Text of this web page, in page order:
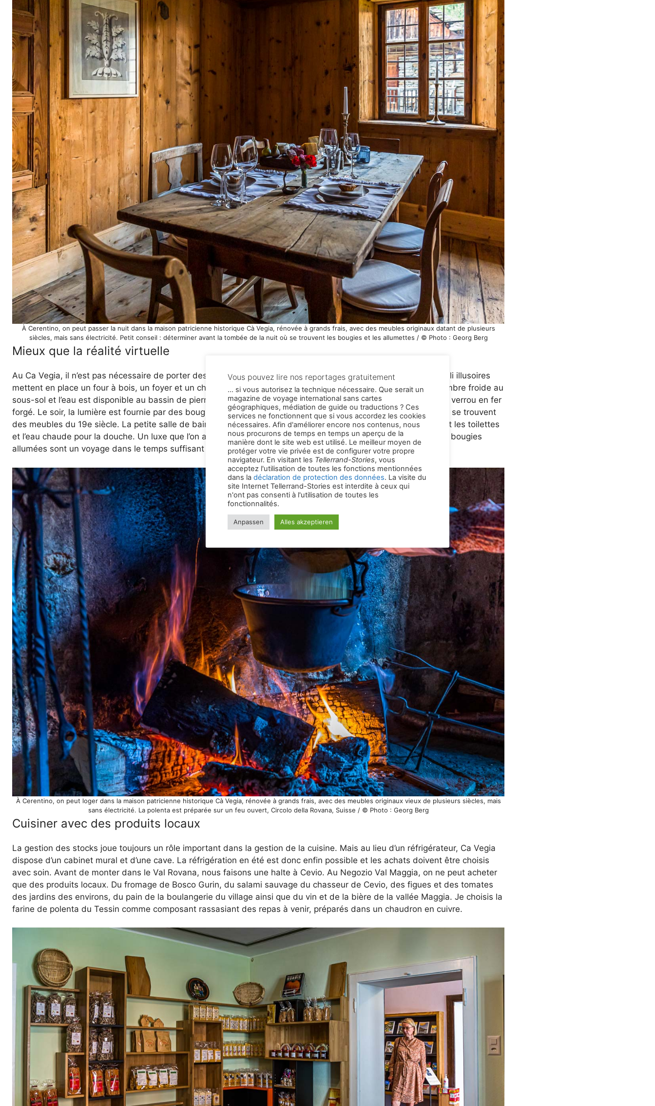
À Cerentino, on peut passer la nuit dans la maison patricienne historique Cà Vegia, rénovée à grands frais, avec des meubles originaux datant de plusieurs
siècles, mais sans électricité. Petit conseil : déterminer avant la tombée de la nuit où se trouvent les bougies et les allumettes / © Photo : Georg Berg
Mieux que la réalité virtuelle
Au Ca Vegia, il n’est pas nécessaire de porter des lunettes VR pour s’immerger dans un autre monde. Les stimuli illusoires
mettent en place un four à bois, un foyer et un chaudron en cuivre. Les provisions sont stockées dans une chambre froide au
sous-sol et l’eau est disponible au bassin de pierre devant la maison. La porte d’entrée est fermée par un épais verrou en fer
forgé. Le soir, la lumière est fournie par des bougies. Dans la cuisine, le salon et les quatre chambres à coucher se trouvent
des meubles du 19e siècle. La petite salle de bain à l’étage est en bois et en pierre. Les seules nouveautés sont les toilettes
et l’eau chaude pour la douche. Un luxe que l’on apprend vite à apprécier, car allumer les poêles et surveiller les bougies
allumées sont un voyage dans le temps suffisant pour la première nuit à Ca Vegia.
À Cerentino, on peut loger dans la maison patricienne historique Cà Vegia, rénovée à grands frais, avec des meubles originaux vieux de plusieurs siècles, mais
sans électricité. La polenta est préparée sur un feu ouvert, Circolo della Rovana, Suisse / © Photo : Georg Berg
Cuisiner avec des produits locaux
La gestion des stocks joue toujours un rôle important dans la gestion de la cuisine. Mais au lieu d’un réfrigérateur, Ca Vegia
dispose d’un cabinet mural et d’une cave. La réfrigération en été est donc enfin possible et les achats doivent être choisis
avec soin. Avant de monter dans le Val Rovana, nous faisons une halte à Cevio. Au Negozio Val Maggia, on ne peut acheter
que des produits locaux. Du fromage de Bosco Gurin, du salami sauvage du chasseur de Cevio, des figues et des tomates
des jardins des environs, du pain de la boulangerie du village ainsi que du vin et de la bière de la vallée Maggia. Je choisis la
farine de polenta du Tessin comme composant rassasiant des repas à venir, préparés dans un chaudron en cuivre.